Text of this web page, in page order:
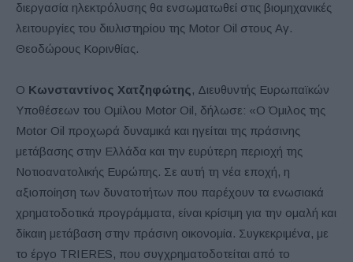
διεργασία ηλεκτρόλυσης θα ενσωματωθεί στις βιομηχανικές
λειτουργίες του διυλιστηρίου της Motor Oil στους Αγ.
Θεοδώρους Κορινθίας.
Ο Κωνσταντίνος Χατζηφώτης , Διευθυντής Ευρωπαϊκών
Υποθέσεων του Ομίλου Motor Oil, δήλωσε: «Ο Όμιλος της
Motor Oil προχωρά δυναμικά και ηγείται της πράσινης
μετάβασης στην Ελλάδα και την ευρύτερη περιοχή της
Νοτιοανατολικής Ευρώπης. Σε αυτή τη νέα εποχή, η
αξιοποίηση των δυνατοτήτων που παρέχουν τα ενωσιακά
χρηματοδοτικά προγράμματα, είναι κρίσιμη για την ομαλή και
δίκαιη μετάβαση στην πράσινη οικονομία. Συγκεκριμένα, με
το έργο TRIERES, που συγχρηματοδοτείται από το